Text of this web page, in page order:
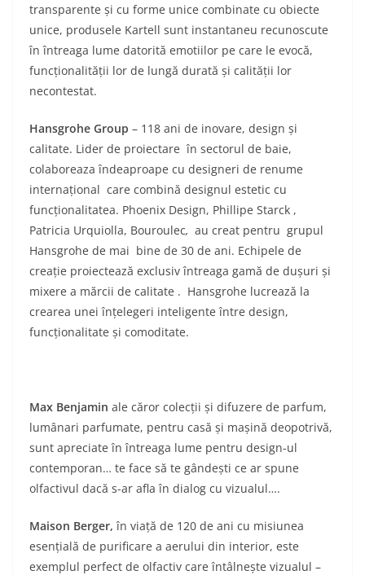
transparente și cu forme unice combinate cu obiecte
unice, produsele Kartell sunt instantaneu recunoscute
în întreaga lume datorită emotiilor pe care le evocă,
funcționalității lor de lungă durată și calității lor
necontestat.
Hansgrohe Group – 118 ani de inovare, design și
calitate. Lider de proiectare în sectorul de baie,
colaboreaza îndeaproape cu designeri de renume
internațional care combină designul estetic cu
funcționalitatea. Phoenix Design, Phillipe Starck ,
Patricia Urquiolla, Bouroulec, au creat pentru grupul
Hansgrohe de mai bine de 30 de ani. Echipele de
creație proiectează exclusiv întreaga gamă de dușuri și
mixere a mărcii de calitate . Hansgrohe lucrează la
crearea unei înțelegeri inteligente între design,
funcționalitate și comoditate.
Max Benjamin ale căror colecții și difuzere de parfum,
lumânari parfumate, pentru casă și mașină deopotrivă,
sunt apreciate în întreaga lume pentru design-ul
contemporan… te face să te gândești ce ar spune
olfactivul dacă s-ar afla în dialog cu vizualul….
Maison Berger,în viață de 120 de ani cu misiunea
esențială de purificare a aerului din interior, este
exemplul perfect de olfactiv care întâlnește vizualul –